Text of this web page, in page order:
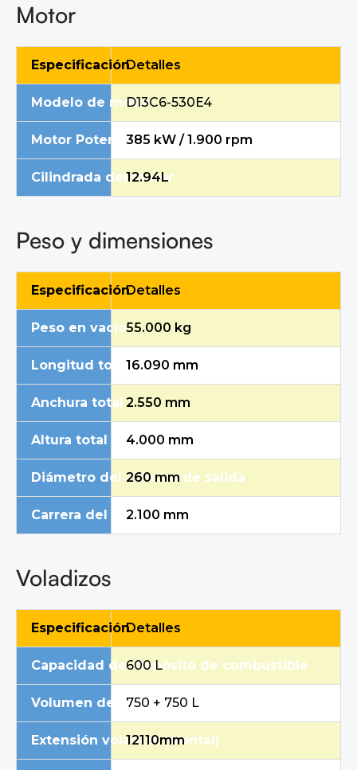
Motor
EspecificaciónDetalles
Modelo de motorD13C6-530E4
Motor Potencia neta máxima / Velocidad
385 kW / 1.900 rpm
Cilindrada del motor
12.94L
Peso y dimensiones
EspecificaciónDetalles
Peso en vacío55.000 kg
Longitud total16.090 mm
Anchura total 2.550 mm
Altura total 4.000 mm
Diámetro del cilindro de salida
260 mm
Carrera del cilindro de suministro
2.100 mm
Voladizos
EspecificaciónDetalles
Capacidad del depósito de combustible
600 L
Volumen del depósito de agua
750 + 750 L
Extensión voladiza (frontal)
12110mm